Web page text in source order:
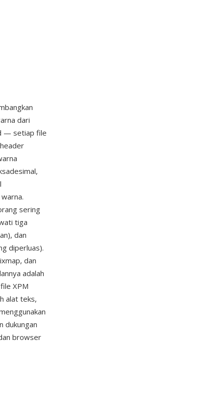
dari
— setiap file
sering
tiga
dan
diperluas).
dan
adalah
XPM
alat teks,
dukungan
browser